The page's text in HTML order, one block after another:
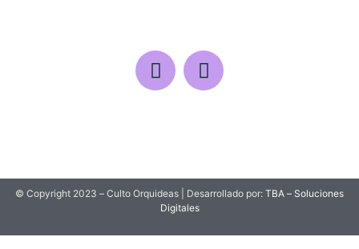
© Copyright 2023 – Culto Orquideas | Desarrollado por: TBA – Soluciones
Digitales